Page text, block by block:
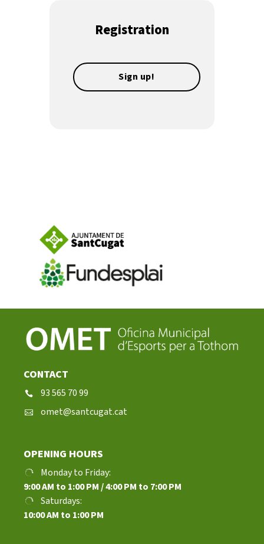
Registration
Sign up!
CONTACT
93 565 70 99
omet@santcugat.cat
OPENING HOURS
Monday to Friday:
9:00 AM to 1:00 PM / 4:00 PM to 7:00 PM
Saturdays:
10:00 AM to 1:00 PM